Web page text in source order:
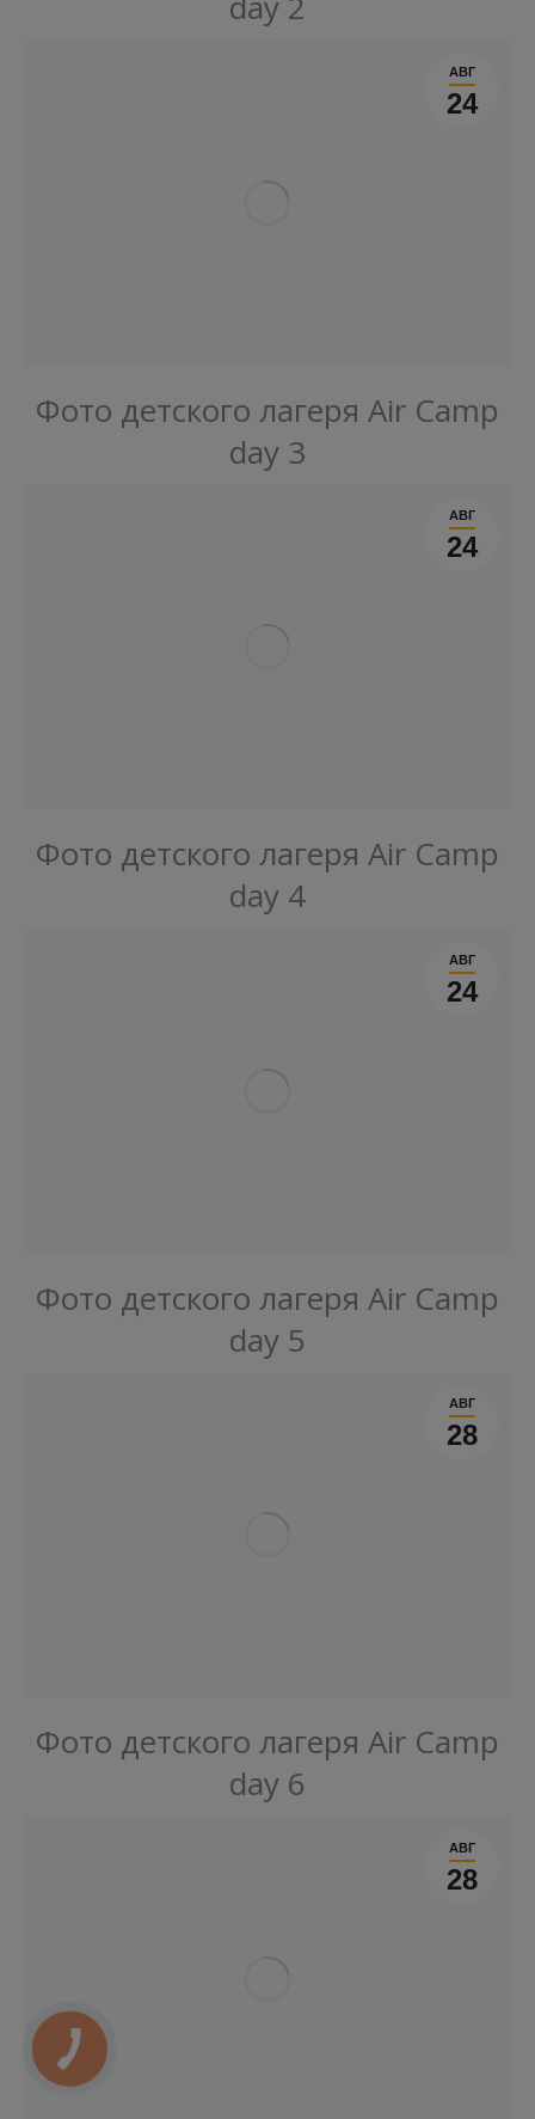
АВГ
24
Фото детского лагеря Air Camp
day 3
АВГ
24
Фото детского лагеря Air Camp
day 4
АВГ
24
Фото детского лагеря Air Camp
day 5
АВГ
28
Фото детского лагеря Air Camp
day 6
АВГ
28